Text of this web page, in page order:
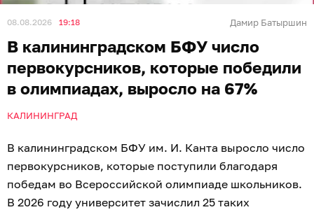
08.08.2026 19:18 Дамир Батыршин
В калининградском БФУ число
первокурсников, которые победили
в олимпиадах, выросло на 67%
КАЛИНИНГРАД
В калининградском БФУ им. И. Канта выросло число
первокурсников, которые поступили благодаря
победам во Всероссийской олимпиаде школьников.
В 2026 году университет зачислил 25 таких